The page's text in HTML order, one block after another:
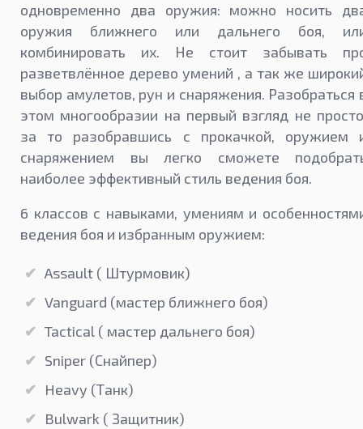
одновременно два оружия: можно носить
оружия ближнего или дальнего боя,
комбинировать их. Не стоит забывать
разветвлённое дерево умений , а так же
выбор амулетов, рун и снаряжения. Разобраться
этом многообразии на первый взгляд не
за то разобравшись с прокачкой, оружием
снаряжением вы легко сможете
наиболее эффективный стиль ведения боя.
6 классов с навыками, умениям и
ведения боя и избранным оружием:
Assault ( Штурмовик)
Vanguard (мастер ближнего боя)
Tactical ( мастер дальнего боя)
Sniper (Снайпер)
Heavy (Танк)
Bulwark ( Защитник)